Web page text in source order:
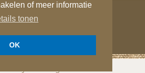
of meer informatie
tonen
OK
of meer informatie
tonen
OK
2026